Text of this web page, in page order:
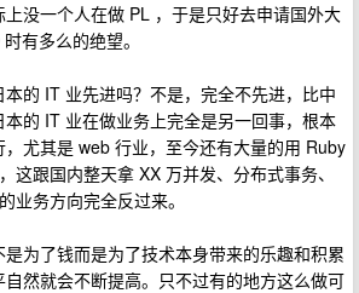
没一个人在做 PL ，于是只好去申请国外大
有多么的绝望。
的 IT 业先进吗？不是，完全不先进，比中
本的 IT 业在做业务上完全是另一回事，根本
尤其是 web 行业，至今还有大量的用 Ruby
这跟国内整天拿 XX 万并发、分布式事务、
业务方向完全反过来。
为了钱而是为了技术本身带来的乐趣和积累
然就会不断提高。只不过有的地方这么做可